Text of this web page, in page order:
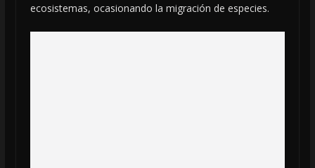
ecosistemas, ocasionando la migración de especies.